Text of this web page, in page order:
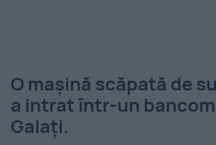
O mașină scăpată de
a intrat într-un
Galați.